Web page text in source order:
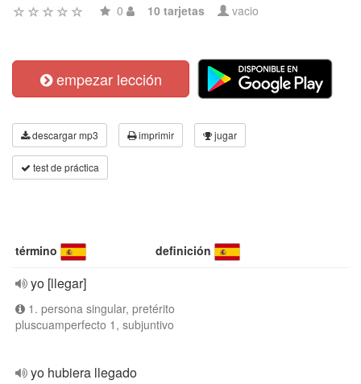
0 10 tarjetas vacio
empezar lección
descargar mp3 imprimir jugar
test de práctica
término definición
yo [llegar]
1. persona singular, pretérito
pluscuamperfecto 1, subjuntivo
yo hubiera llegado